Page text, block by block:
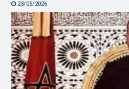
23/06/2026